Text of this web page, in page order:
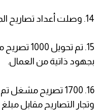
14. وصلت أعداد تصاريح المشغل حتى اللحظة 2700 تصريح.
15. تم
بجهود ذاتية من العمال.
16. 1700 تصريح
وتجار التصاريح مقابل مبلغ نحو 3000